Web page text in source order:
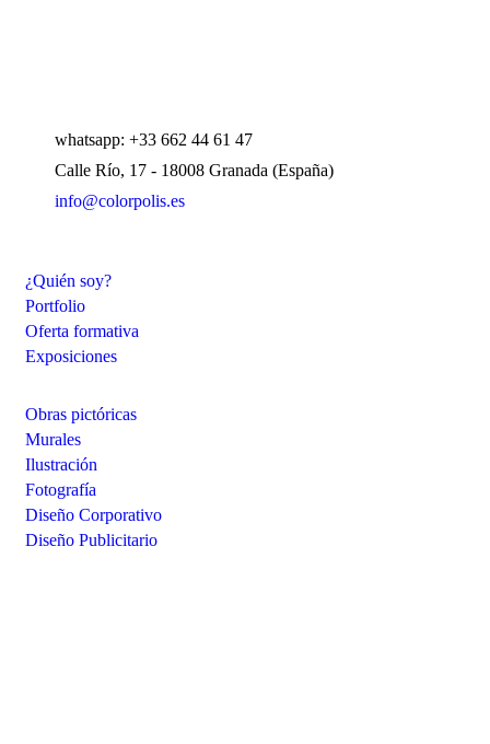
whatsapp: +33 662 44 61 47
Calle Río, 17 - 18008 Granada (España)
info@colorpolis.es
¿Quién soy?
Portfolio
Oferta formativa
Exposiciones
Obras pictóricas
Murales
Ilustración
Fotografía
Diseño Corporativo
Diseño Publicitario